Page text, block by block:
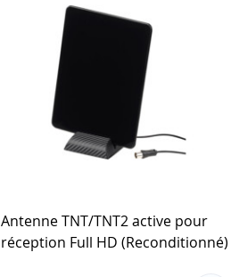
Antenne TNT/TNT2 active pour
réception Full HD (Reconditionné)